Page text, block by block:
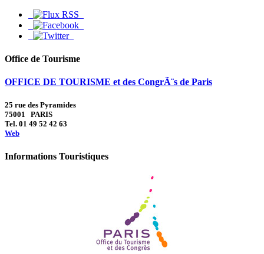
Office de Tourisme
OFFICE DE TOURISME et des CongrÃ¨s de Paris
25 rue des Pyramides
75001 PARIS
Tel. 01 49 52 42 63
Web
Informations Touristiques